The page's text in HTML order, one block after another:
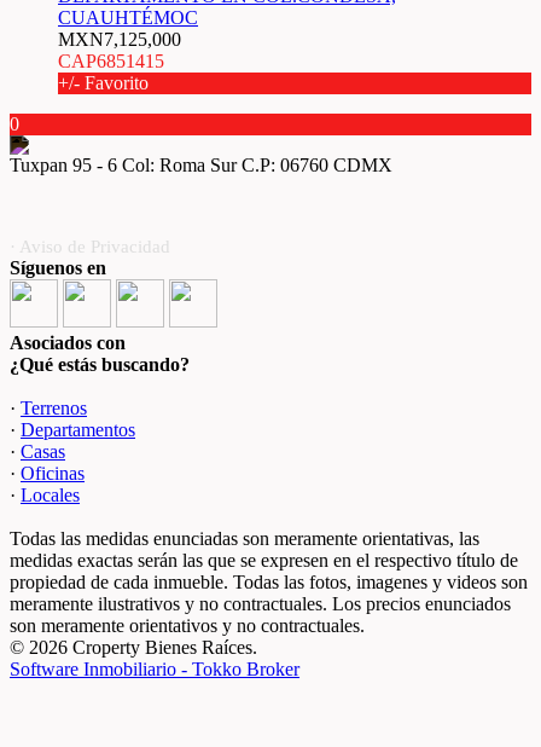
CUAUHTÉMOC
MXN7,125,000
CAP6851415
+/- Favorito
0
Tuxpan 95 - 6 Col: Roma Sur C.P: 06760 CDMX
· Aviso de Privacidad
Síguenos en
Asociados con
¿Qué estás buscando?
· Terrenos
· Departamentos
· Casas
· Oficinas
· Locales
Todas las medidas enunciadas son meramente orientativas, las
medidas exactas serán las que se expresen en el respectivo título de
propiedad de cada inmueble. Todas las fotos, imagenes y videos son
meramente ilustrativos y no contractuales. Los precios enunciados
son meramente orientativos y no contractuales.
© 2026 Croperty Bienes Raíces.
Software Inmobiliario - Tokko Broker